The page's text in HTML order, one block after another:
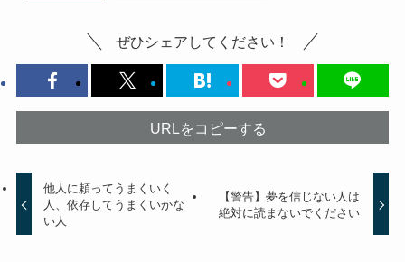
ぜひシェアしてください！
URLをコピーする
他人に頼ってうまくいく
人、依存してうまくいかな
い人
【警告】夢を信じない人は
絶対に読まないでください